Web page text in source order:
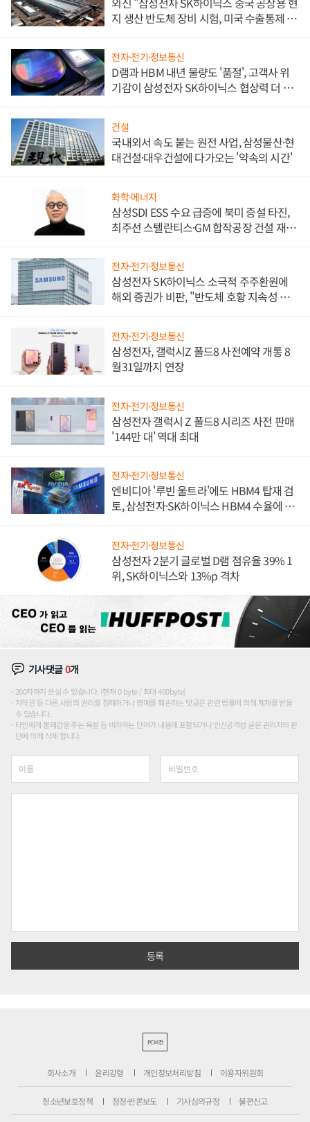
지 생산 반도체 장비 시험, 미국 수출통제 대
전자·전기·정보통신
D램과 HBM 내년 물량도 '품절', 고객사 위
기감이 삼성전자 SK하이닉스 협상력 더 키
건설
국내외서 속도 붙는 원전 사업, 삼성물산·현
대건설·대우건설에 다가오는 '약속의 시간'
화학·에너지
삼성SDI ESS 수요 급증에 북미 증설 타진,
최주선 스텔란티스·GM 합작공장 건설 재추
전자·전기·정보통신
삼성전자 SK하이닉스 소극적 주주환원에
해외 증권가 비판, "반도체 호황 지속성 의
전자·전기·정보통신
삼성전자, 갤럭시Z 폴드8 사전예약 개통 8
월31일까지 연장
전자·전기·정보통신
삼성전자 갤럭시 Z 폴드8 시리즈 사전 판매
'144만 대' 역대 최대
전자·전기·정보통신
엔비디아 '루빈 울트라'에도 HBM4 탑재 검
토, 삼성전자·SK하이닉스 HBM4 수율에 주
전자·전기·정보통신
삼성전자 2분기 글로벌 D램 점유율 39% 1
위, SK하이닉스와 13%p 격차
기사댓글0개
200자까지 쓰실 수 있습니다. (현재 0 byte / 최대 400byte)
저작권 등 다른 사람의 권리를 침해하거나 명예를 훼손하는 댓글은 관련 법률에 의해 제재를 받을
수 있습니다.
타인에게 불쾌감을 주는 욕설 등 비하하는 단어가 내용에 포함되거나 인신공격성 글은 관리자의 판
단에 의해 삭제 합니다.
PC버전
회사소개 윤리강령 개인정보처리방침 이용자위원회
청소년보호정책 정정·반론보도 기사심의규정 불편신고